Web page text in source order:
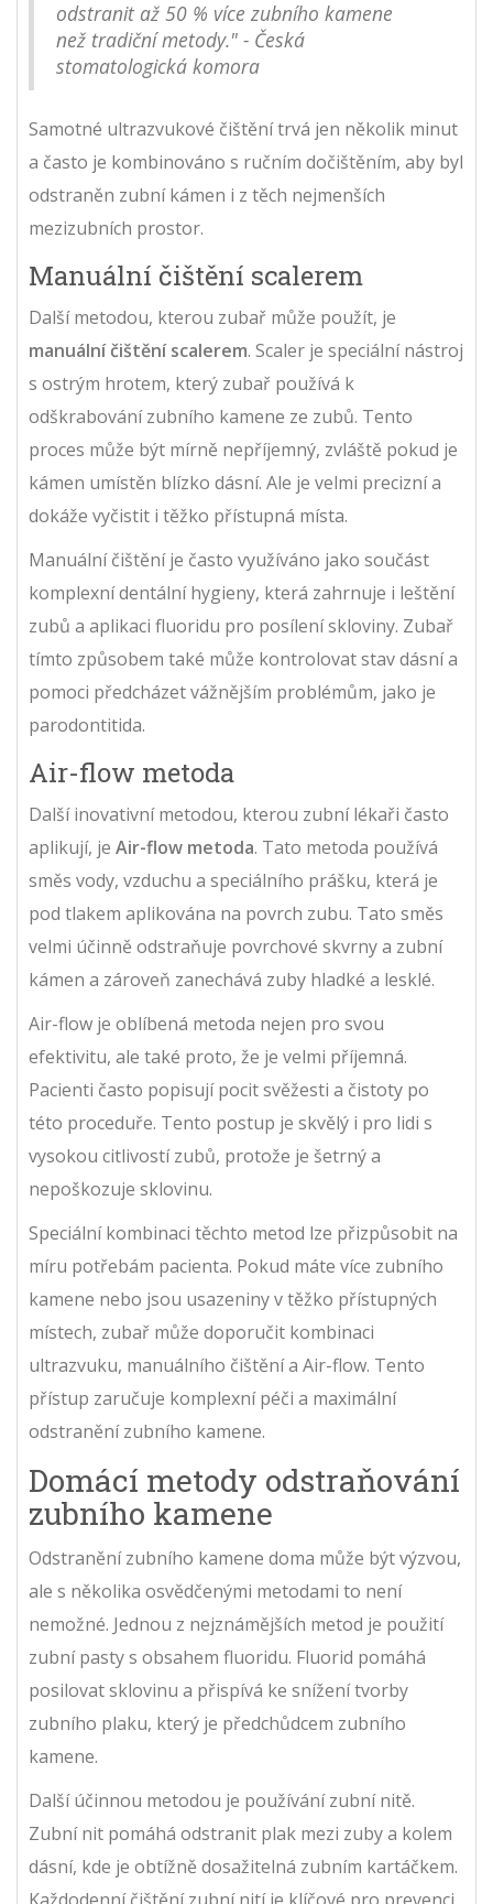
odstranit až 50 % více zubního kamene
než tradiční metody." - Česká
stomatologická komora
Samotné ultrazvukové čištění trvá jen několik minut
a často je kombinováno s ručním dočištěním, aby byl
odstraněn zubní kámen i z těch nejmenších
mezizubních prostor.
Manuální čištění scalerem
Další metodou, kterou zubař může použít, je
manuální čištění scalerem. Scaler je speciální nástroj
s ostrým hrotem, který zubař používá k
odškrabování zubního kamene ze zubů. Tento
proces může být mírně nepříjemný, zvláště pokud je
kámen umístěn blízko dásní. Ale je velmi precizní a
dokáže vyčistit i těžko přístupná místa.
Manuální čištění je často využíváno jako součást
komplexní dentální hygieny, která zahrnuje i leštění
zubů a aplikaci fluoridu pro posílení skloviny. Zubař
tímto způsobem také může kontrolovat stav dásní a
pomoci předcházet vážnějším problémům, jako je
parodontitida.
Air-flow metoda
Další inovativní metodou, kterou zubní lékaři často
aplikují, je Air-flow metoda. Tato metoda používá
směs vody, vzduchu a speciálního prášku, která je
pod tlakem aplikována na povrch zubu. Tato směs
velmi účinně odstraňuje povrchové skvrny a zubní
kámen a zároveň zanechává zuby hladké a lesklé.
Air-flow je oblíbená metoda nejen pro svou
efektivitu, ale také proto, že je velmi příjemná.
Pacienti často popisují pocit svěžesti a čistoty po
této proceduře. Tento postup je skvělý i pro lidi s
vysokou citlivostí zubů, protože je šetrný a
nepoškozuje sklovinu.
Speciální kombinaci těchto metod lze přizpůsobit na
míru potřebám pacienta. Pokud máte více zubního
kamene nebo jsou usazeniny v těžko přístupných
místech, zubař může doporučit kombinaci
ultrazvuku, manuálního čištění a Air-flow. Tento
přístup zaručuje komplexní péči a maximální
odstranění zubního kamene.
Domácí metody odstraňování
zubního kamene
Odstranění zubního kamene doma může být výzvou,
ale s několika osvědčenými metodami to není
nemožné. Jednou z nejznámějších metod je použití
zubní pasty s obsahem fluoridu. Fluorid pomáhá
posilovat sklovinu a přispívá ke snížení tvorby
zubního plaku, který je předchůdcem zubního
kamene.
Další účinnou metodou je používání zubní nitě.
Zubní nit pomáhá odstranit plak mezi zuby a kolem
dásní, kde je obtížně dosažitelná zubním kartáčkem.